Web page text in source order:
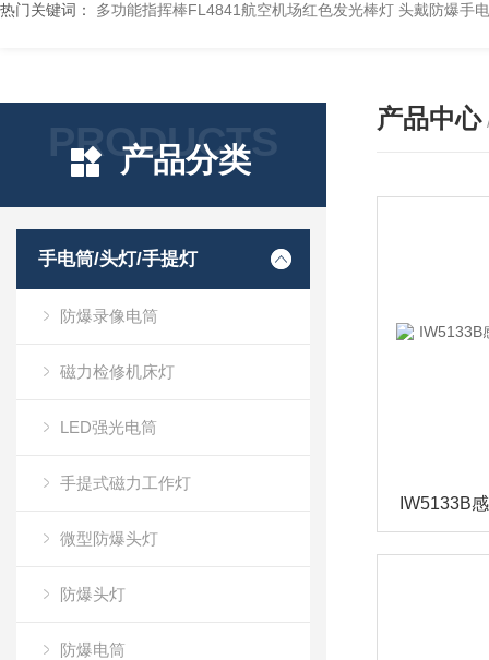
热门关键词： 多功能指挥棒FL4841航空机场红色发光棒灯 头戴防爆手
PRODUCTS
产品分类
手电筒/头灯/手提灯
防爆录像电筒
磁力检修机床灯
LED强光电筒
手提式磁力工作灯
微型防爆头灯
防爆头灯
防爆电筒
产品中心